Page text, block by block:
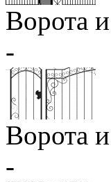
Ворота
-
Ворота
-